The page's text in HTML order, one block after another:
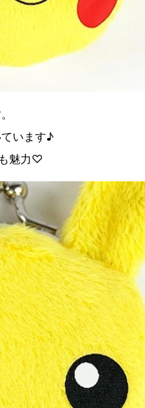
います♪
魅力♡